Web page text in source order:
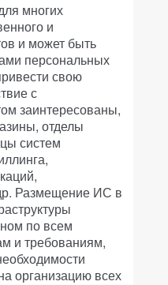
многих
и
и может быть
персональных
свою
с
заинтересованы,
отделы
систем
Размещение ИС в
по всем
и требованиям,
организацию всех